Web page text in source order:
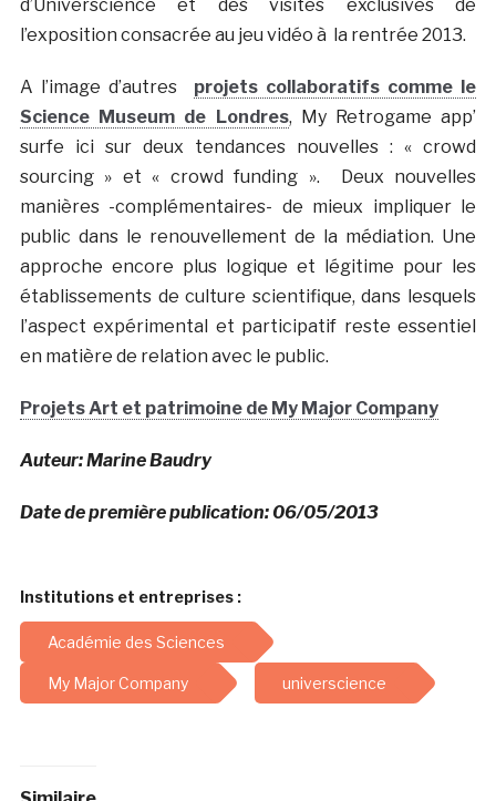
d’Universcience et des visites exclusives de
l’exposition consacrée au jeu vidéo à la rentrée 2013.
A l’image d’autres projets collaboratifs comme le
Science Museum de Londres, My Retrogame app’
surfe ici sur deux tendances nouvelles : « crowd
sourcing » et « crowd funding ». Deux nouvelles
manières -complémentaires- de mieux impliquer le
public dans le renouvellement de la médiation. Une
approche encore plus logique et légitime pour les
établissements de culture scientifique, dans lesquels
l’aspect expérimental et participatif reste essentiel
en matière de relation avec le public.
Projets Art et patrimoine de My Major Company
Auteur: Marine Baudry
Date de première publication: 06/05/2013
Institutions et entreprises :
Académie des Sciences
My Major Company universcience